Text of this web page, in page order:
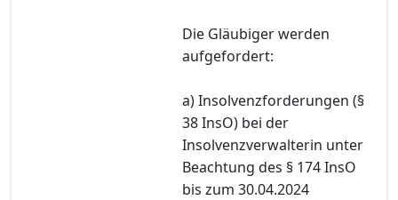
Die Gläubiger werden
aufgefordert:
a) Insolvenzforderungen (§
38 InsO) bei der
Insolvenzverwalterin unter
Beachtung des § 174 InsO
bis zum 30.04.2024